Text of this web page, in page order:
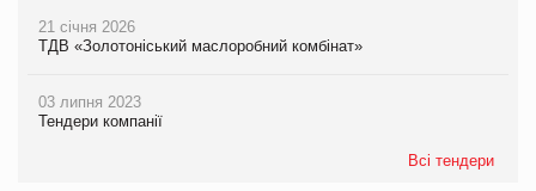
21 січня 2026
ТДВ «Золотоніський маслоробний комбінат»
03 липня 2023
Тендери компанії
Всі тендери